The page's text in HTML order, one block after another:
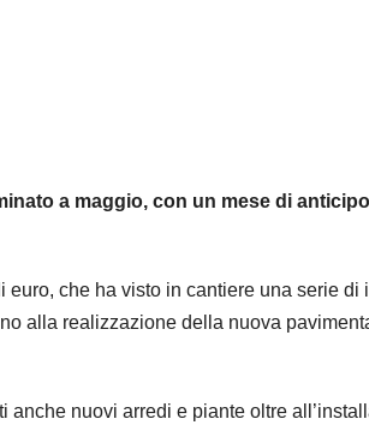
a maggio, con un mese di
che ha visto in cantiere una serie di
alla realizzazione della nuova
nuovi arredi e piante oltre